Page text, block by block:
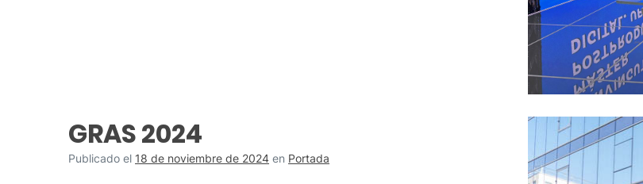
GRAS 2024
Publicado el 18 de noviembre de 2024 en Portada